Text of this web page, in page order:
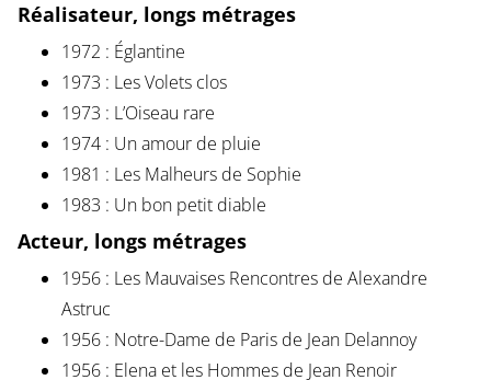
Réalisateur, longs métrages
1972 : Églantine
1973 : Les Volets clos
1973 : L’Oiseau rare
1974 : Un amour de pluie
1981 : Les Malheurs de Sophie
1983 : Un bon petit diable
Acteur, longs métrages
1956 : Les Mauvaises Rencontres de Alexandre
Astruc
1956 : Notre-Dame de Paris de Jean Delannoy
1956 : Elena et les Hommes de Jean Renoir